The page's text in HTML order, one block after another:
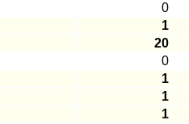
0
1
20
0
1
1
1